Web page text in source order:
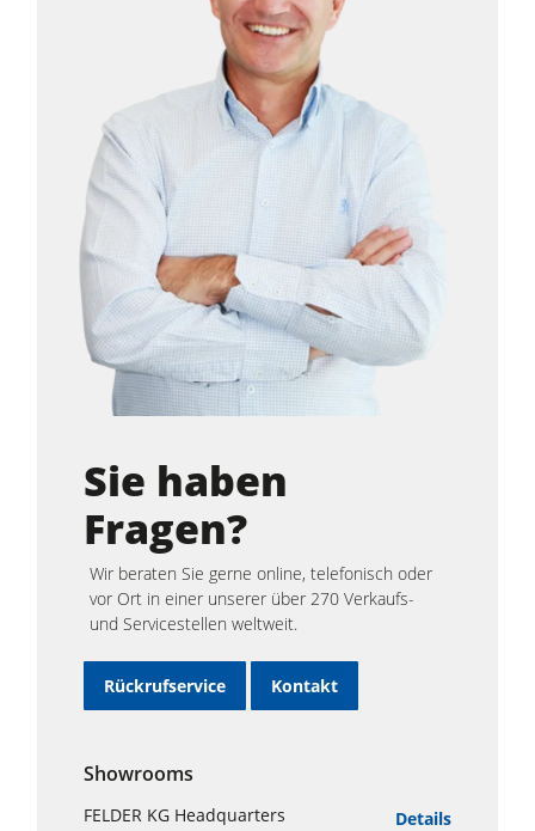
Sie haben
Fragen?
Wir beraten Sie gerne online, telefonisch oder
vor Ort in einer unserer über 270 Verkaufs-
und Servicestellen weltweit.
Rückrufservice Kontakt
Showrooms
FELDER KG Headquarters Details